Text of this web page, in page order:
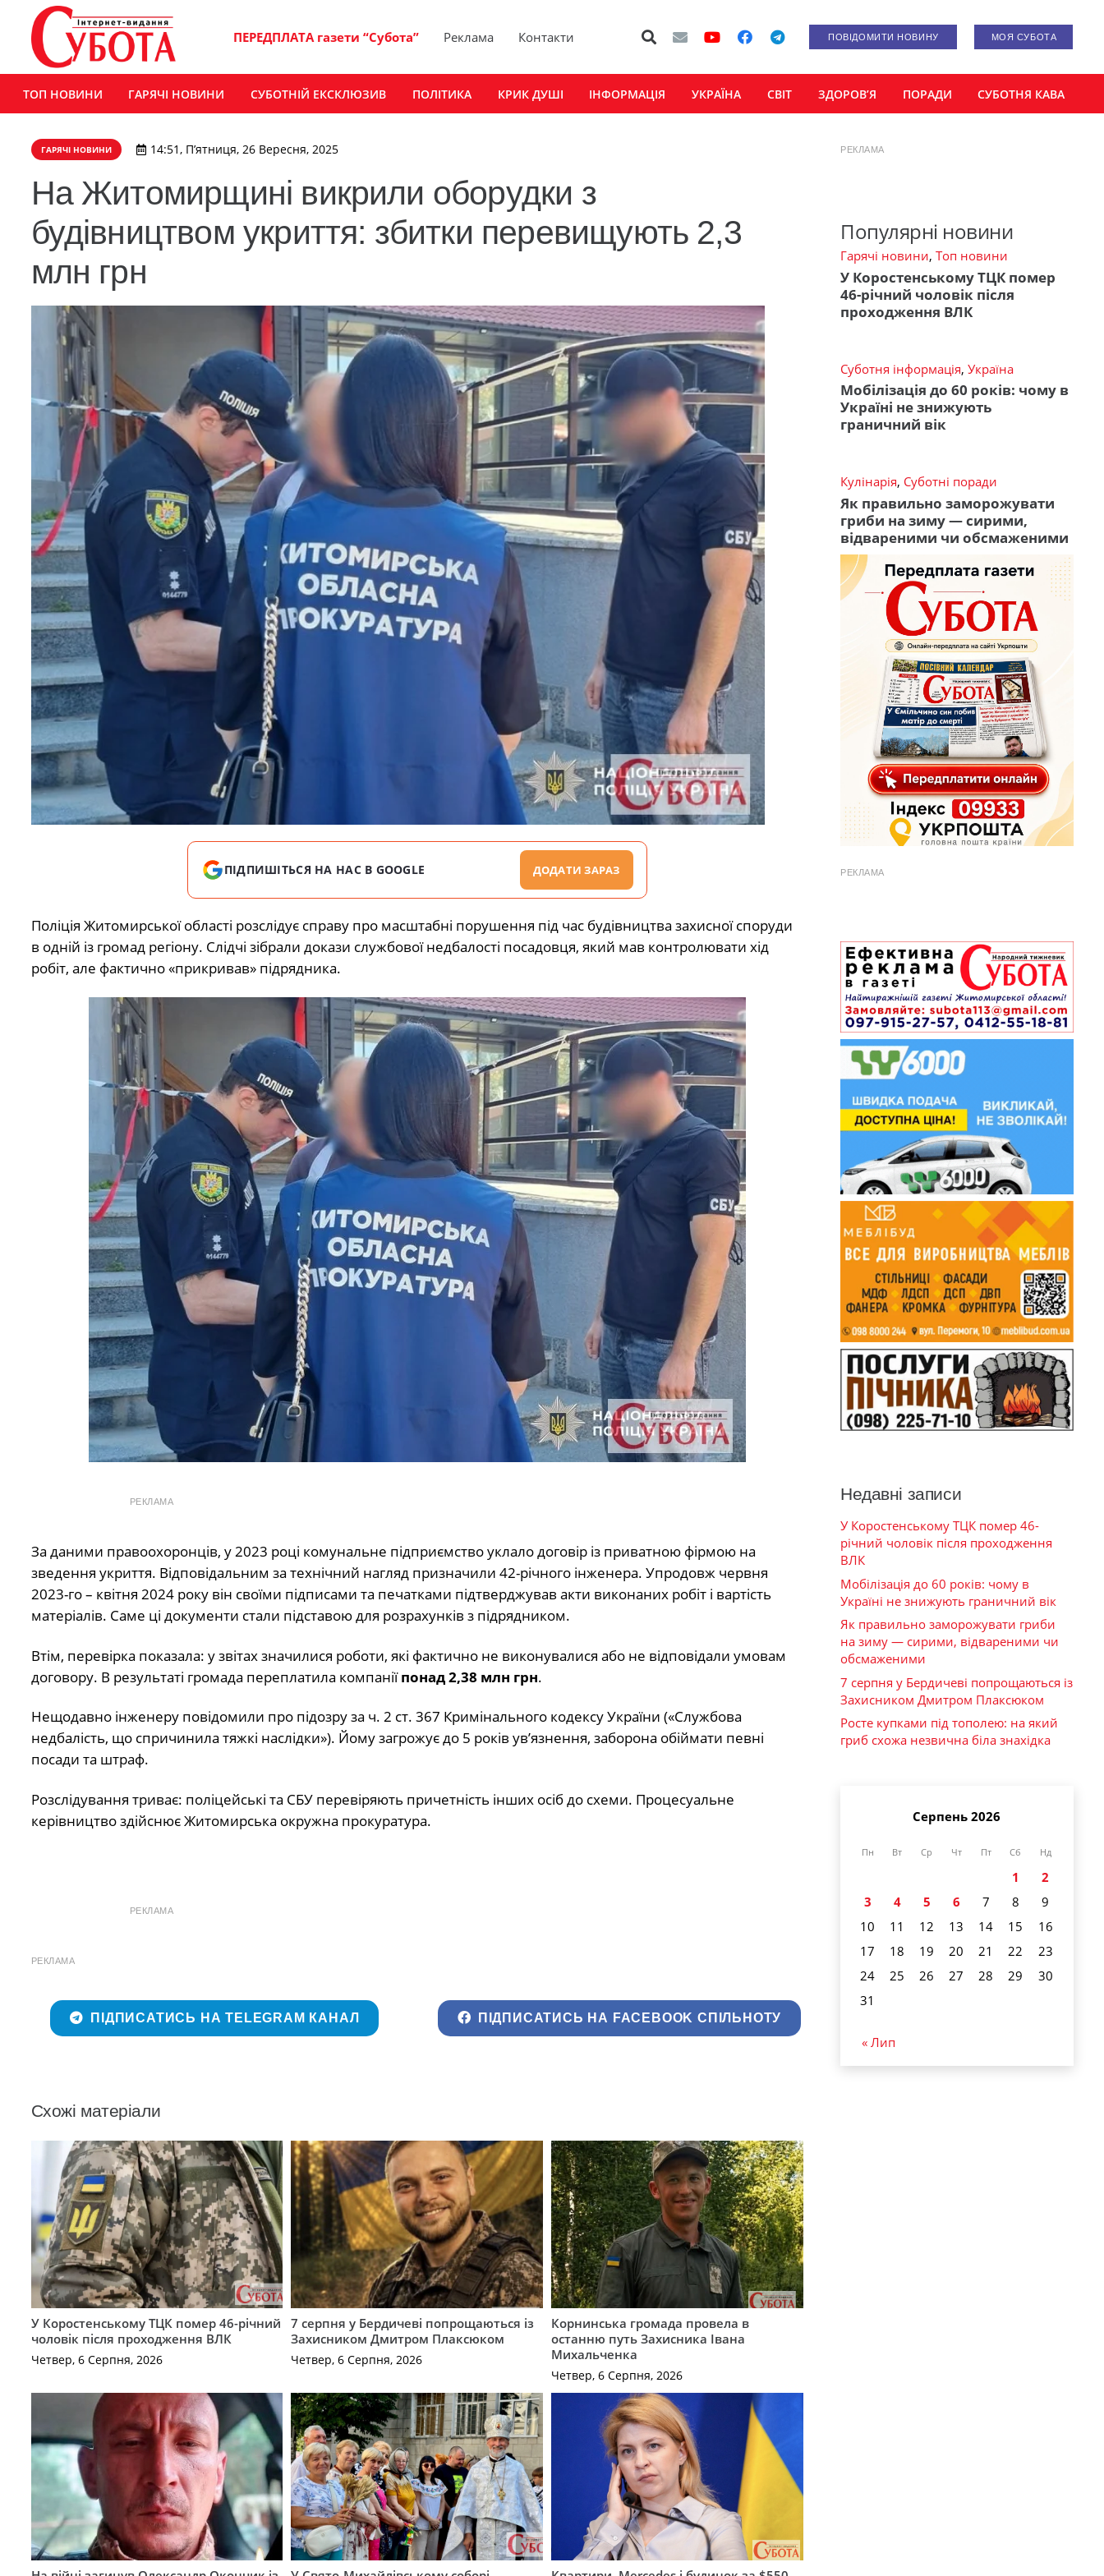
ПЕРЕДПЛАТА газети “Субота” Реклама Контакти ПОВІДОМИТИ НОВИНУ МОЯ СУБОТА
ТОП НОВИНИ ГАРЯЧІ НОВИНИ СУБОТНІЙ ЕКСКЛЮЗИВ ПОЛІТИКА КРИК ДУШІ ІНФОРМАЦІЯ УКРАЇНА СВІТ ЗДОРОВ’Я ПОРАДИ СУБОТНЯ КАВА
ГАРЯЧІ НОВИНИ 14:51, П’ятниця, 26 Вересня, 2025
На Житомирщині викрили оборудки з
будівництвом укриття: збитки перевищують 2,3
млн грн
ПІДПИШІТЬСЯ НА НАС В GOOGLE ДОДАТИ ЗАРАЗ
Поліція Житомирської області розслідує справу про масштабні порушення під час будівництва захисної споруди
в одній із громад регіону. Слідчі зібрали докази службової недбалості посадовця, який мав контролювати хід
робіт, але фактично «прикривав» підрядника.
РЕКЛАМА
За даними правоохоронців, у 2023 році комунальне підприємство уклало договір із приватною фірмою на
зведення укриття. Відповідальним за технічний нагляд призначили 42-річного інженера. Упродовж червня
2023-го – квітня 2024 року він своїми підписами та печатками підтверджував акти виконаних робіт і вартість
матеріалів. Саме ці документи стали підставою для розрахунків з підрядником.
Втім, перевірка показала: у звітах значилися роботи, які фактично не виконувалися або не відповідали умовам
договору. В результаті громада переплатила компаніїпонад 2,38 млн грн.
Нещодавно інженеру повідомили про підозру за ч. 2 ст. 367 Кримінального кодексу України («Службова
недбалість, що спричинила тяжкі наслідки»). Йому загрожує до 5 років ув’язнення, заборона обіймати певні
посади та штраф.
Розслідування триває: поліцейські та СБУ перевіряють причетність інших осіб до схеми. Процесуальне
керівництво здійснює Житомирська окружна прокуратура.
РЕКЛАМА
РЕКЛАМА
ПІДПИСАТИСЬ НА TELEGRAM КАНАЛ ПІДПИСАТИСЬ НА FACEBOOK СПІЛЬНОТУ
Схожі матеріали
У Коростенському ТЦК помер 46-річний
чоловік після проходження ВЛК
Четвер, 6 Серпня, 2026
7 серпня у Бердичеві попрощаються із
Захисником Дмитром Плаксюком
Четвер, 6 Серпня, 2026
Корнинська громада провела в
останню путь Захисника Івана
Михальченка
Четвер, 6 Серпня, 2026
РЕКЛАМА
Популярні новини
Гарячі новини, Топ новини
У Коростенському ТЦК помер
46-річний чоловік після
проходження ВЛК
Суботня інформація, Україна
Мобілізація до 60 років: чому в
Україні не знижують
граничний вік
Кулінарія, Суботні поради
Як правильно заморожувати
гриби на зиму — сирими,
відвареними чи обсмаженими
РЕКЛАМА
Недавні записи
У Коростенському ТЦК помер 46-
річний чоловік після проходження
ВЛК
Мобілізація до 60 років: чому в
Україні не знижують граничний вік
Як правильно заморожувати гриби
на зиму — сирими, відвареними чи
обсмаженими
7 серпня у Бердичеві попрощаються із
Захисником Дмитром Плаксюком
Росте купками під тополею: на який
гриб схожа незвична біла знахідка
Серпень 2026
Пн Вт Ср Чт Пт Сб Нд
1
2
3
4 5 6 7 8
9
10
11 12 13 14 15
16
17
18 19 20 21 22
23
24
25 26 27 28 29
30
31
« Лип